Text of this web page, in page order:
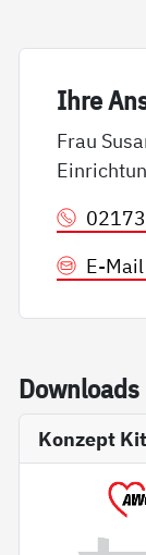
Ih­re
Frau
E-
Down­loads
Konzept